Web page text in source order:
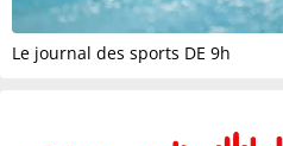
Le journal des sports DE 9h